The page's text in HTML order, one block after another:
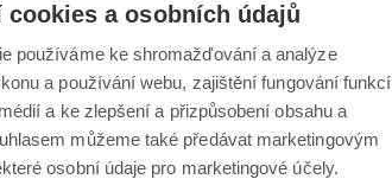
cookies a osobních údajů
používáme ke shromažďování a analýze
a používání webu, zajištění fungování funkcí
a ke zlepšení a přizpůsobení obsahu a
můžeme také předávat marketingovým
osobní údaje pro marketingové účely.